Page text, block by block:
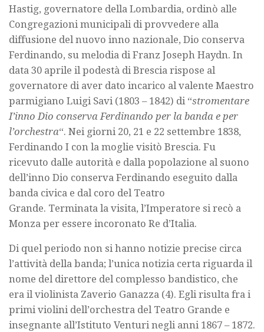
Hastig, governatore della Lombardia, ordinò alle
Congregazioni municipali di provvedere alla
diffusione del nuovo inno nazionale, Dio conserva
Ferdinando, su melodia di Franz Joseph Haydn. In
data 30 aprile il podestà di Brescia rispose al
governatore di aver dato incarico al valente Maestro
parmigiano Luigi Savi (1803 – 1842) di “stromentare
I’inno Dio conserva Ferdinando per la banda e per
l’orchestra“. Nei giorni 20, 21 e 22 settembre 1838,
Ferdinando I con la moglie visitò Brescia. Fu
ricevuto dalle autorità e dalla popolazione al suono
dell’inno Dio conserva Ferdinando eseguito dalla
banda civica e dal coro del Teatro
Grande. Terminata la visita, l’Imperatore si recò a
Monza per essere incoronato Re d’Italia.
Di quel periodo non si hanno notizie precise circa
l’attività della banda; l’unica notizia certa riguarda il
nome del direttore del complesso bandistico, che
era il violinista Zaverio Ganazza (4). Egli risulta fra i
primi violini dell’orchestra del Teatro Grande e
insegnante all’Istituto Venturi negli anni 1867 – 1872.